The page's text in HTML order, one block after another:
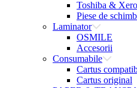
Toshiba &
Piese de
Laminator
OSMILE
Accesorii
Consumabile
Cartus
Cartus original